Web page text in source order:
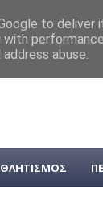
to deliver
with
abuse.